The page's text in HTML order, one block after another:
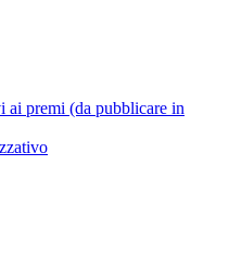
ai premi (da pubblicare in